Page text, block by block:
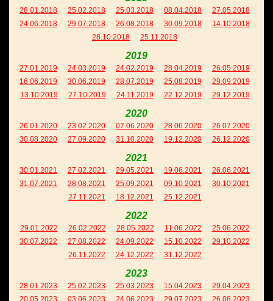
28.01.2018 25.02.2018 25.03.2018 08.04.2018
27.05.2018
24.06.2018
29.07.2018 26.08.2018 30.09.2018
14.10.2018
28.10.2018
25.11.2018
2019
27.01.2019 24.03.2019 24.02.2019 28.04.2019
26.05.2019
16.06.2019
30.06.2019 28.07.2019 25.08.2019
29.09.2019
13.10.2019
27.10.2019 24.11.2019 22.12.2019 29.12.2019
2020
26.01.2020 23.02.2020 07.06.2020 28.06.2020
26.07.2020
30.08.2020
27.09.2020 31.10.2020 19.12.2020 26.12.2020
2021
30.01.2021 27.02.2021 29.05.2021 19.06.2021
26.06.2021
31.07.2021
28.08.2021 25.09.2021 09.10.2021
30.10.2021
27.11.2021
18.12.2021 25.12.2021
2022
29.01.2022 26.02.2022 28.05.2022 11.06.2022
25.06.2022
30.07.2022
27.08.2022 24.09.2022 15.10.2022
29.10.2022
26.11.2022
24.12.2022 31.12.2022
2023
28.01.2023 25.02.2023 25.03.2023 15.04.2023
29.04.2023
20.05.2023
03.06.2023 24.06.2023 29.07.2023 26.08.2023